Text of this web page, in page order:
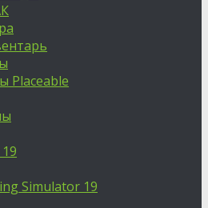
Placeable
Simulator 19